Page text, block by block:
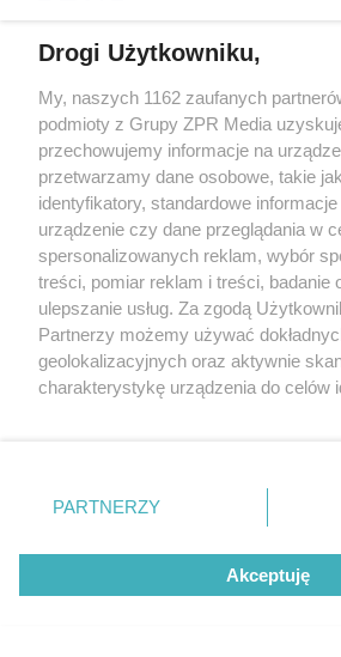
RZADKIE IMIONA
To imię brzmi
europejskiego
Polsce nosi je
kobiety
Drogi Użytkowniku,
My, naszych 1162 zaufanych
podmioty z Grupy ZPR Media
przechowujemy informacje na
przetwarzamy dane osobowe, takie
identyfikatory, standardowe
urządzenie czy dane przeglądania w
spersonalizowanych reklam, wybór
treści, pomiar reklam i treści, badanie
ulepszanie usług. Za zgodą
Partnerzy możemy używać
geolokalizacyjnych oraz aktywnie
charakterystykę urządzenia do celów
zmienić/wycofać klikając przycisk
znajdujący się w lewym dolnym rogu
rodzaje przetwarzania danych nie
użytkownika, ale masz prawo
przetwarzaniu. Preferencje będą
PARTNERZY
Akceptuję